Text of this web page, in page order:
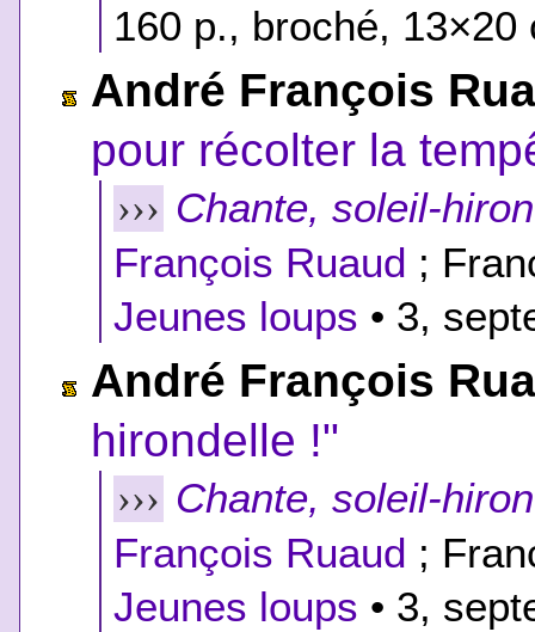
160 p., broché, 13×20
André François
pour récolter la
››› Chante, soleil-
François Ruaud ;
Jeunes loups • 3,
André François
hirondelle !"
››› Chante, soleil-
François Ruaud ;
Jeunes loups • 3,